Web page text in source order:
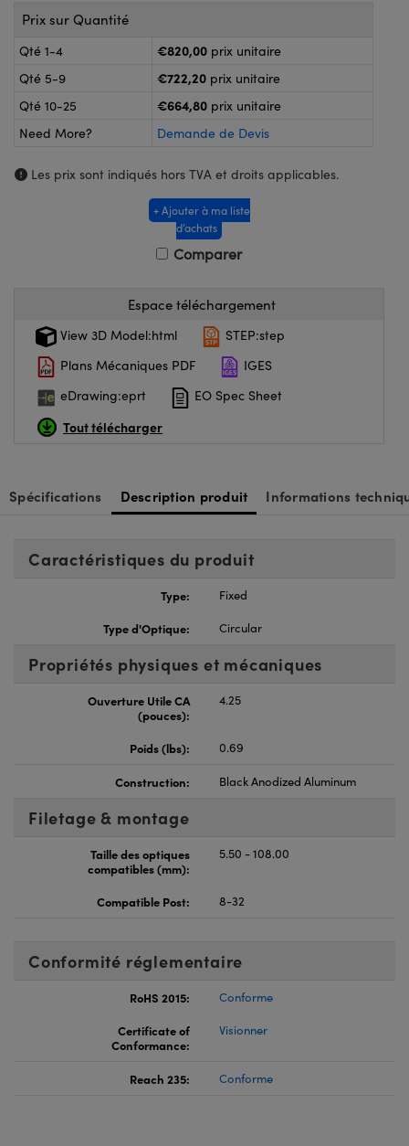
ou Coupleurs
de Poche ou à Mesure Directe
: Microscopie
pour Caméras
: Caméras
Labs™
Optiques de SCHOTT
Prix sur Quantité
Qté 1-4 €820,00 prix unitaire
Qté 5-9
€722,20 prix unitaire
Qté 10-25
€664,80 prix unitaire
Need More?
Demande de Devis
Les prix sont indiqués hors TVA et droits applicables.
+ Ajouter à ma liste
d’achats
Comparer
Espace téléchargement
View 3D Model:html
STEP:step
Plans Mécaniques PDF
IGES
eDrawing:eprt
EO Spec Sheet
Tout télécharger
Spécifications Description produit Informations
Caractéristiques du produit
Type:
Fixed
Type d'Optique:
Circular
Propriétés physiques et mécaniques
Ouverture Utile CA
(pouces):
4.25
Poids (lbs): 0.69
Construction: Black Anodized Aluminum
Filetage & montage
Taille des optiques
compatibles (mm):
5.50 - 108.00
Compatible Post: 8-32
Conformité réglementaire
RoHS 2015:
Conforme
Certificate of
Conformance:
Visionner
Reach 235: Conforme